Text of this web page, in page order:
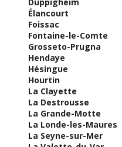
Duppigheim
Élancourt
Foissac
Fontaine-le-Comte
Grosseto-Prugna
Hendaye
Hésingue
Hourtin
La Clayette
La Destrousse
La Grande-Motte
La Londe-les-Maures
La Seyne-sur-Mer